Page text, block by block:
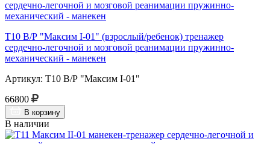
Т10 В/Р "Максим I-01" (взрослый/ребенок) тренажер
сердечно-легочной и мозговой реанимации пружинно-
механический - манекен
Артикул: Т10 В/Р "Максим I-01"
66800
В корзину
В наличии